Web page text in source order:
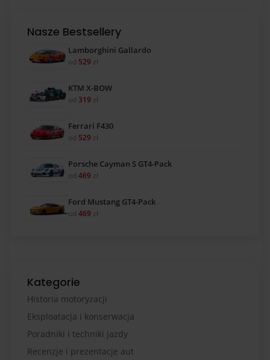
Nasze Bestsellery
Lamborghini Gallardo
od 529 zł
KTM X-BOW
od 319 zł
Ferrari F430
od 529 zł
Porsche Cayman S GT4-Pack
od 469 zł
Ford Mustang GT4-Pack
od 469 zł
Kategorie
Historia motoryzacji
Eksploatacja i konserwacja
Poradniki i techniki jazdy
Recenzje i prezentacje aut